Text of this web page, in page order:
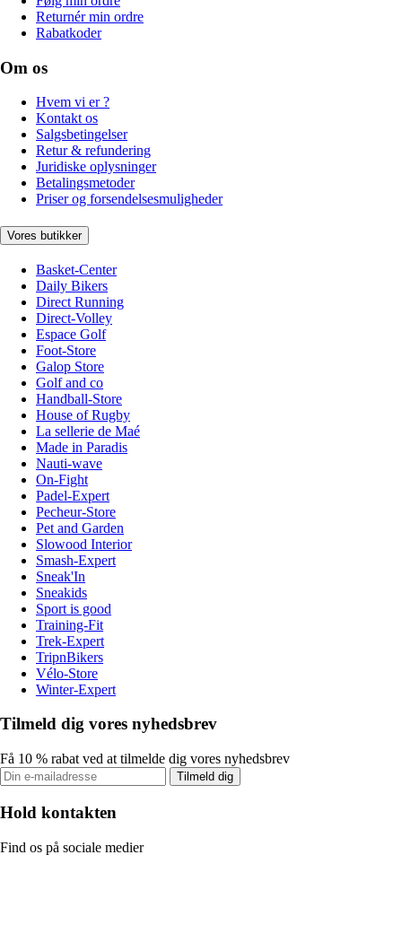
Returnér min ordre
Rabatkoder
Om os
Hvem vi er ?
Kontakt os
Salgsbetingelser
Retur & refundering
Juridiske oplysninger
Betalingsmetoder
Priser og forsendelsesmuligheder
Vores butikker
Basket-Center
Daily Bikers
Direct Running
Direct-Volley
Espace Golf
Foot-Store
Galop Store
Golf and co
Handball-Store
House of Rugby
La sellerie de Maé
Made in Paradis
Nauti-wave
On-Fight
Padel-Expert
Pecheur-Store
Pet and Garden
Slowood Interior
Smash-Expert
Sneak'In
Sneakids
Sport is good
Training-Fit
Trek-Expert
TripnBikers
Vélo-Store
Winter-Expert
Tilmeld dig vores nyhedsbrev
Få 10 % rabat ved at tilmelde dig vores nyhedsbrev
Tilmeld dig
Hold kontakten
Find os på sociale medier